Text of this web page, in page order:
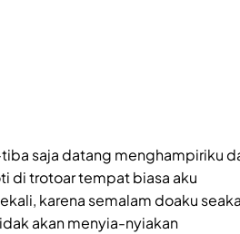
saja datang menghampiriku
di trotoar tempat biasa aku
karena semalam doaku
akan menyia-nyiakan